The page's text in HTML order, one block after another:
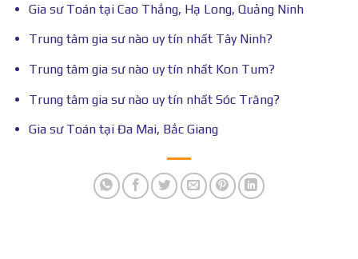
Gia sư Toán tại Cao Thắng, Hạ Long, Quảng Ninh
Trung tâm gia sư nào uy tín nhất Tây Ninh?
Trung tâm gia sư nào uy tín nhất Kon Tum?
Trung tâm gia sư nào uy tín nhất Sóc Trăng?
Gia sư Toán tại Đa Mai, Bắc Giang